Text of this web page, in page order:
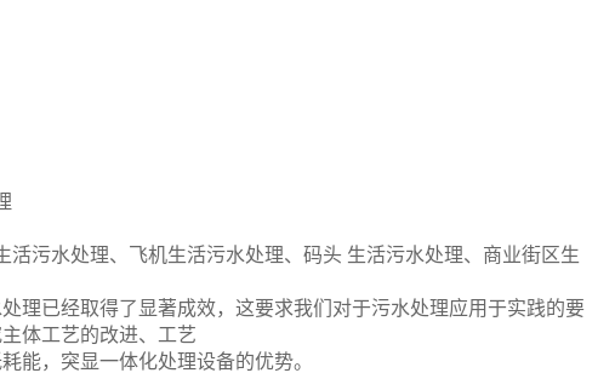
污水处理、飞机生活污水处理、码头 生活污水处理、商业街区生
理已经取得了显著成效，这要求我们对于污水处理应用于实践的要
体工艺的改进、工艺
能，突显一体化处理设备的优势。